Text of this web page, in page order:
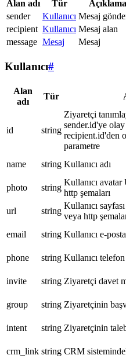
Alan adı Tür
Açıklama
sender
Kullanıcı Mesaj
recipient Kullanıcı Mesaj alan
message Mesaj Mesaj
Kullanıcı#
Alan
adı
Tür
id string
Ziyaretçi
sender.id'ye
recipient.id'den
parametre
name string Kullanıcı adı
photo
string
Kullanıcı
http şemaları
url
string
Kullanıcı
veya http
email
string Kullanıcı e-
phone
string Kullanıcı telefon
invite
string Ziyaretçi davet
group
string Ziyaretçinin
intent
string Ziyaretçinin
crm_link string CRM